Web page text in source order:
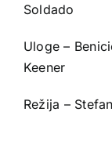
Soldado
Uloge –
Keener
Režija –